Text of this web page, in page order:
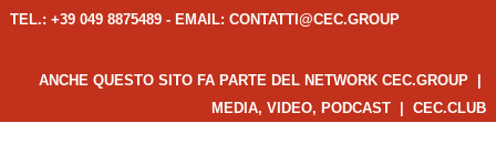
TEL.: +39 049 8875489 - EMAIL: CONTATTI@CEC.GROUP
ANCHE QUESTO SITO FA PARTE DEL NETWORK CEC.GROUP
MEDIA, VIDEO, PODCAST |CEC.CLUB